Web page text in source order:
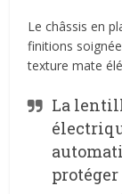
Le châssis en
finitions
texture mate
La
protéger